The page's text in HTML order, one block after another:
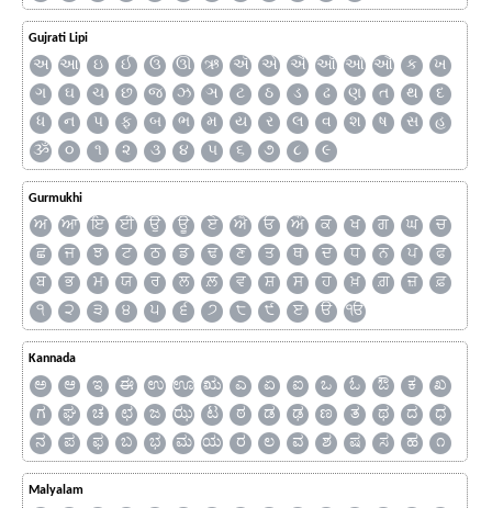
Gujrati Lipi
અ આ ઇ ઈ ઉ ઊ ઋ ઍ એ ઐ ઑ ઓ ઔ ક
ખ
ગ
ઘ ચ છ જ ઝ ઞ ટ ઠ ડ ઢ ણ ત થ
દ
ધ
ન પ ફ બ ભ મ ય ર લ વ શ ષ સ
હ
ૐ
૦ ૧ ૨ ૩ ૪ ૫ ૬ ૭ ૮ ૯
Gurmukhi
ਅ ਆ ਇ ਈ ਉ ਊ ਏ ਐ ਓ ਔ ਕ ਖ ਗ ਘ
ਚ
ਛ
ਜ ਝ ਟ ਠ ਡ ਢ ਣ ਤ ਥ ਦ ਧ ਨ ਪ
ਫ
ਬ
ਭ ਮ ਯ ਰ ਲ ਲ਼ ਵ ਸ਼ ਸ ਹ ਖ਼ ਗ਼ ਜ਼
ਫ਼
੧
੨ ੩ ੪ ੫ ੬ ੭ ੮ ੯ ੲ ੳ ੴ
Kannada
ಅ ಆ ಇ ಈ ಉ ಊ ಋ ಎ ಏ ಐ ಒ ಓ ಔ ಕ
ಖ
ಗ
ಘ ಚ ಛ ಜ ಝ ಟ ಠ ಡ ಢ ಣ ತ ಥ ದ
ಧ
ನ
ಪ ಫ ಬ ಭ ಮ ಯ ರ ಲ ವ ಶ ಷ ಸ ಹ ೧
Malyalam